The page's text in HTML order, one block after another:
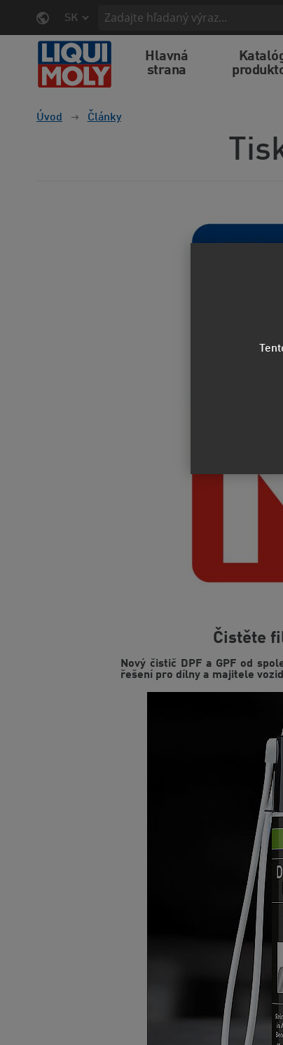
SK
Hlavná
strana
Úvod Články
Čistěte
Nový čistič DPF a GPF od
řešení pro dílny a majitele